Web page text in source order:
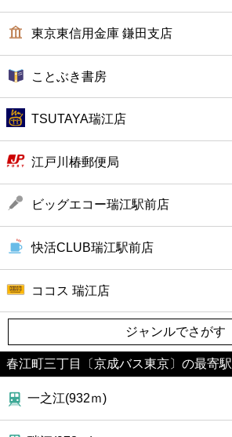
カフェ
ショッピング
銀行
公共
病院
ホテル
東京東信用金庫 鎌田支店
ことぶき書房
TSUTAYA瑞江店
江戸川椿郵便局
ビッグエコー瑞江駅前店
快活CLUB瑞江駅前店
ココス 瑞江店
ジャンルでさがす
春江町三丁目〔京成バス東京〕の最寄駅
一之江(932ｍ)